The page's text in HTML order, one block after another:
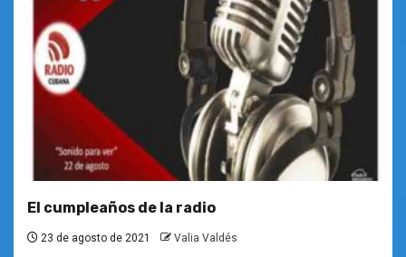
El cumpleaños de la radio
23 de agosto de 2021 Valia Valdés